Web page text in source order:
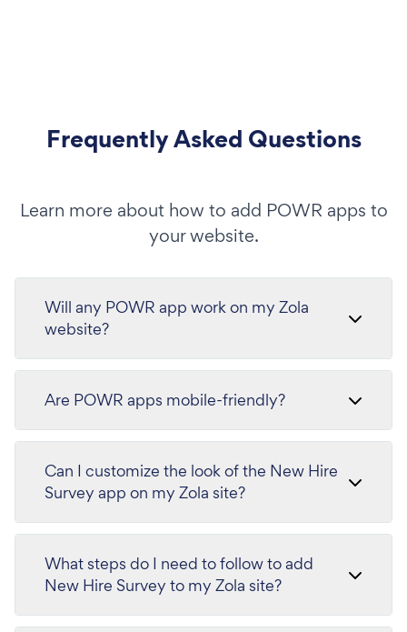
Frequently Asked Questions
Learn more about how to add POWR apps to
your website.
Will any POWR app work on my Zola
website?
Are POWR apps mobile-friendly?
Can I customize the look of the New Hire
Survey app on my Zola site?
What steps do I need to follow to add
New Hire Survey to my Zola site?